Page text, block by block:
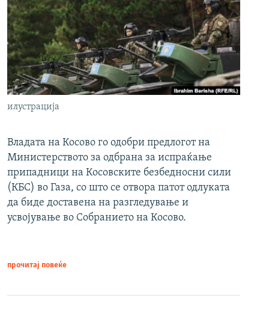
илустрација
Владата на Косово го одобри предлогот на
Министерството за одбрана за испраќање
припадници на Косовските безбедносни сили
(КБС) во Газа, со што се отвора патот одлуката
да биде доставена на разгледување и
усвојување во Собранието на Косово.
прочитај повеќе